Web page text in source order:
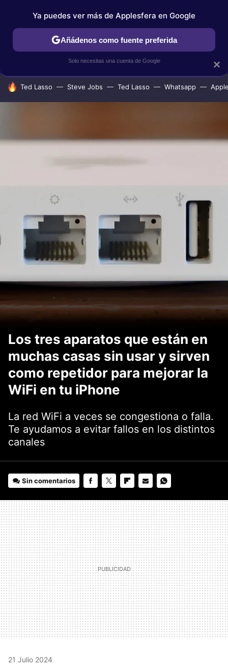
IPHONE TUTORIALES APPLESFERA SELECCIÓN
HOY SE HABLA DE
Ted Lasso Steve Jobs Ted Lasso Whatsapp
Los tres aparatos que están en
muchas casas sin usar y sirven
como repetidor para mejorar la
WiFi en tu iPhone
La red WiFi a veces se congestiona o falla.
Te ayudamos a evitar fallos en los distintos
canales
Sin comentarios
MAIL
21 Julio 2024
×
Ya puedes ver más de Applesfera en Google
Añádenos como fuente preferida
Solo necesitas una cuenta de Google